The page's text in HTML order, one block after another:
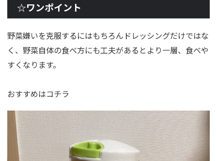
☆ワンポイント
野菜嫌いを克服するにはもちろんドレッシングだけではな
く、野菜自体の食べ方にも工夫があるとより一層、食べや
すくなります。
おすすめはコチラ